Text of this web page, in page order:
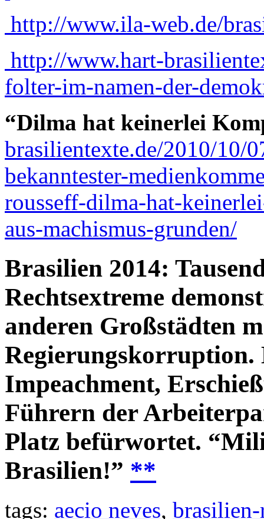
http://www.ila-web.de/
http://www.hart-
folter-im-namen-der-
“Dilma hat keinerlei
brasilientexte.de/2010/10/
bekanntester-
rousseff-dilma-hat-
aus-machismus-grunden/
Brasilien 2014:
Rechtsextreme
anderen Großstädten
Impeachment,
Führern der
Platz befürwortet.
Brasilien!” **
tags: aecio neves, brasilien-